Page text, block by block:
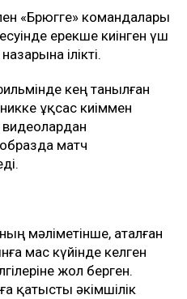
«Брюгге» командалары
ерекше киінген үш
ілікті.
кең танылған
ұқсас киіммен
матч
мәліметінше, аталған
мас күйінде келген
жол берген.
қатысты әкімшілік